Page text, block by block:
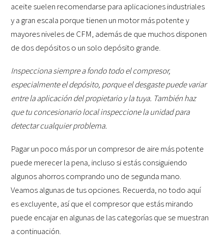
aceite suelen recomendarse para aplicaciones industriales
y a gran escala porque tienen un motor más potente y
mayores niveles de CFM, además de que muchos disponen
de dos depósitos o un solo depósito grande.
Inspecciona siempre a fondo todo el compresor,
especialmente el depósito, porque el desgaste puede variar
entre la aplicación del propietario y la tuya. También haz
que tu concesionario local inspeccione la unidad para
detectar cualquier problema.
Pagar un poco más por un compresor de aire más potente
puede merecer la pena, incluso si estás consiguiendo
algunos ahorros comprando uno de segunda mano.
Veamos algunas de tus opciones. Recuerda, no todo aquí
es excluyente, así que el compresor que estás mirando
puede encajar en algunas de las categorías que se muestran
a continuación.